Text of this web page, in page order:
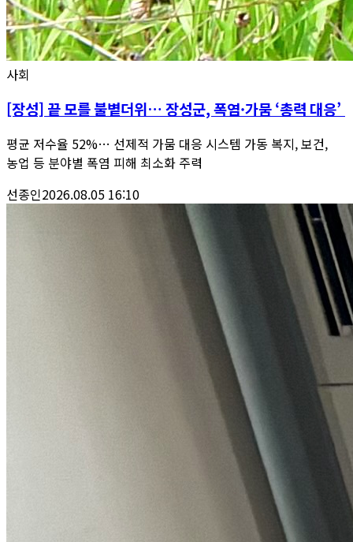
사회
[장성] 끝 모를 불볕더위… 장성군, 폭염·가뭄 ‘총력 대응’
평균 저수율 52%… 선제적 가뭄 대응 시스템 가동 복지, 보건,
농업 등 분야별 폭염 피해 최소화 주력
선종인2026.08.05 16:10